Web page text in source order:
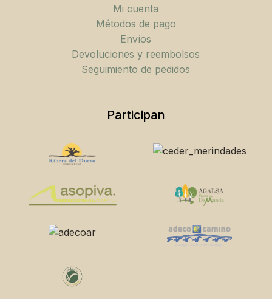
Mi cuenta
Métodos de pago
Envíos
Devoluciones y reembolsos
Seguimiento de pedidos
Participan